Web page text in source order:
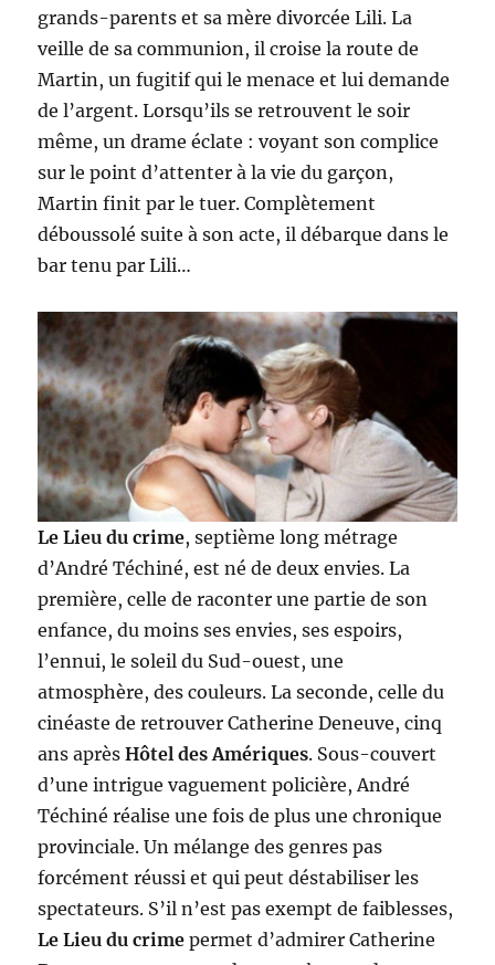
grands-parents et sa mère divorcée Lili. La
veille de sa communion, il croise la route de
Martin, un fugitif qui le menace et lui demande
de l’argent. Lorsqu’ils se retrouvent le soir
même, un drame éclate : voyant son complice
sur le point d’attenter à la vie du garçon,
Martin finit par le tuer. Complètement
déboussolé suite à son acte, il débarque dans le
bar tenu par Lili…
Le Lieu du crime, septième long métrage
d’André Téchiné, est né de deux envies. La
première, celle de raconter une partie de son
enfance, du moins ses envies, ses espoirs,
l’ennui, le soleil du Sud-ouest, une
atmosphère, des couleurs. La seconde, celle du
cinéaste de retrouver Catherine Deneuve, cinq
ans aprèsHôtel des Amériques. Sous-couvert
d’une intrigue vaguement policière, André
Téchiné réalise une fois de plus une chronique
provinciale. Un mélange des genres pas
forcément réussi et qui peut déstabiliser les
spectateurs. S’il n’est pas exempt de faiblesses,
Le Lieu du crime permet d’admirer Catherine